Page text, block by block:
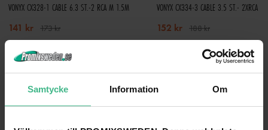
Samtycke Information Om
VONYX CX328-1 CABLE 6.3 ST.-2 RCA M 1.5M
141 kr
173 kr
GÅ TILL PRODUKT
VONYX CX334-3 CABLE 3.5 ST.- 2XRCA
152 kr
188 kr
GÅ TILL PRODUKT
ANDRA KUNDER KÖPTE OCKSÅ